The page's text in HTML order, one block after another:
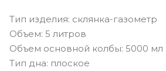
Тип изделия: склянка-газометр
Объем: 5 литров
Объем основной колбы: 5000 мл
Тип дна: плоское